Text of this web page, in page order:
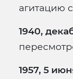
агитацию
1940,
1957, 5